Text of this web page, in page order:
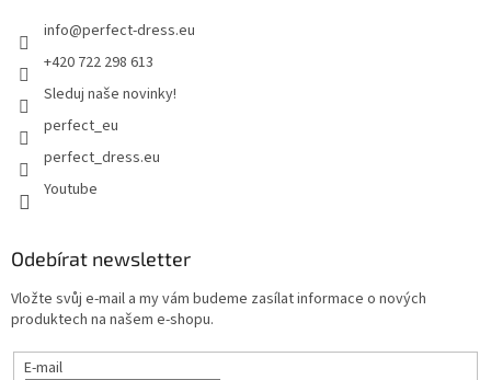
info@perfect-dress.eu
+420 722 298 613
Sleduj naše novinky!
perfect_eu
perfect_dress.eu
Youtube
Odebírat newsletter
Vložte svůj e-mail a my vám budeme zasílat informace o nových
produktech na našem e-shopu.
E-mail